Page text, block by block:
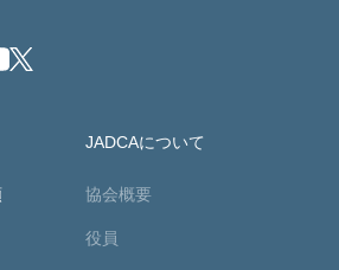
JADCAについて
協会概要
役員